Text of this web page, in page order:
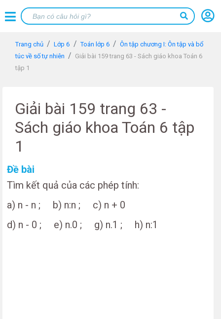
Trang chủ Lớp 6 Toán lớp 6
Ôn tập chương I: Ôn tập và bổ
túc về số tự nhiên
Giải bài 159 trang 63 - Sách giáo khoa Toán 6
tập 1
Giải bài 159 trang 63 -
Sách giáo khoa Toán 6 tập
1
Đề bài
Tìm kết quả của các phép tính:
a) n - n ; b) n:n ; c) n + 0
d) n - 0 ; e) n.0 ; g) n.1 ; h) n:1